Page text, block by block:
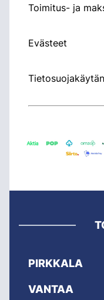
Toimitus- ja
Evästeet
PIRKKALA
VANTAA